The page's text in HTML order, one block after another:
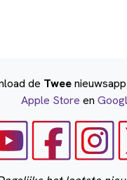
de Twee
Apple Store en